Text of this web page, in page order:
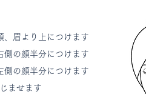
眉より上につけます
の顔半分につけます
の顔半分につけます
ませます